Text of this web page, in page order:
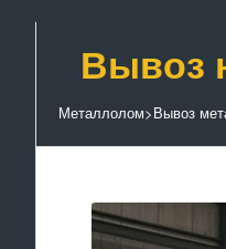
Вывоз
Металлолом>Вывоз